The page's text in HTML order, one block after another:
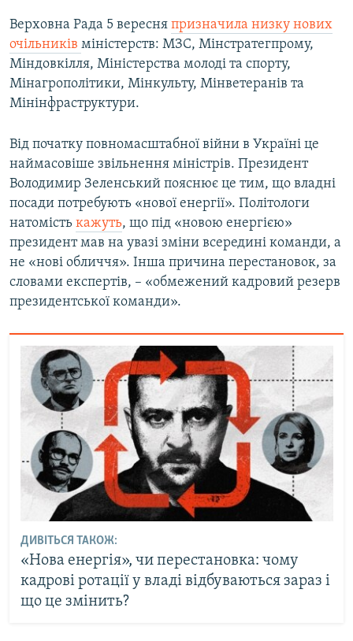
Верховна Рада 5 вересня призначила низку нових
очільників міністерств: МЗС, Мінстратегпрому,
Міндовкілля, Міністерства молоді та спорту,
Мінагрополітики, Мінкульту, Мінветеранів та
Мінінфраструктури.
Від початку повномасштабної війни в Україні це
наймасовіше звільнення міністрів. Президент
Володимир Зеленський пояснює це тим, що владні
посади потребують «нової енергії». Політологи
натомість кажуть, що під «новою енергією»
президент мав на увазі зміни всередині команди, а
не «нові обличчя». Інша причина перестановок, за
словами експертів, – «обмежений кадровий резерв
президентської команди».
ДИВІТЬСЯ ТАКОЖ:
«Нова енергія», чи перестановка: чому
кадрові ротації у владі відбуваються зараз і
що це змінить?